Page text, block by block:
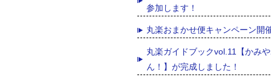
参加します！
丸楽おまかせ便キャンペーン開
丸楽ガイドブックvol.11【かみ
ん！】が完成しました！